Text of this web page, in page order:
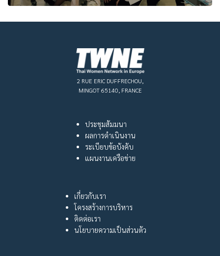
2 RUE ERIC DUFFRECHOU,
MINGOT 65140, FRANCE
ประชุมสัมมนา
ผลการดำเนินงาน
ระเบียบข้อบังคับ
แผนงานเครือข่าย
เกี่ยวกับเรา
โครงสร้างการบริหาร
ติดต่อเรา
นโยบายความเป็นส่วนตัว